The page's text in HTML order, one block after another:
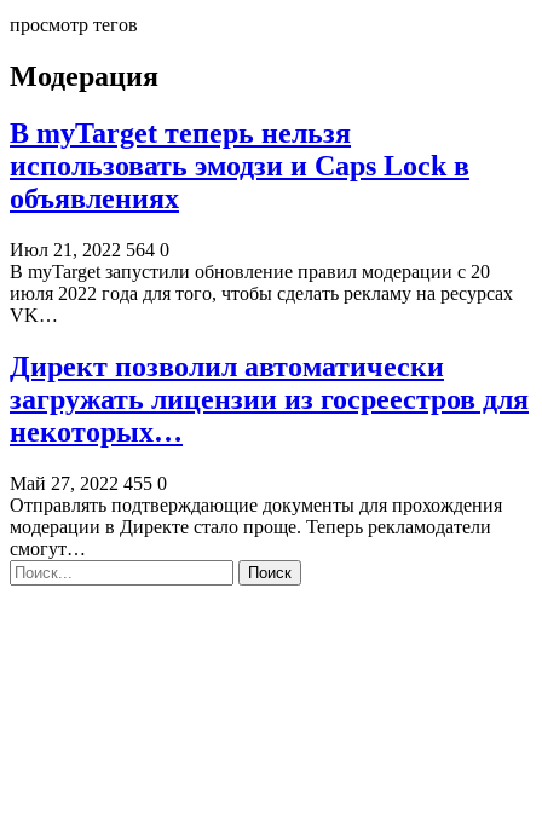
просмотр тегов
Модерация
В myTarget теперь нельзя
использовать эмодзи и Caps Lock в
объявлениях
Июл 21, 2022 564 0
В myTarget запустили обновление правил модерации с 20
июля 2022 года для того, чтобы сделать рекламу на ресурсах
VK…
Директ позволил автоматически
загружать лицензии из госреестров для
некоторых…
Май 27, 2022 455 0
Отправлять подтверждающие документы для прохождения
модерации в Директе стало проще. Теперь рекламодатели
смогут…